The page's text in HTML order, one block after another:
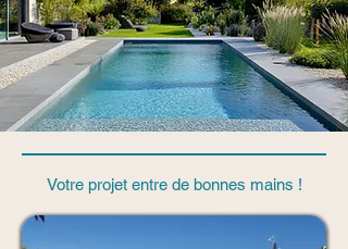
Votre projet entre de bonnes mains !